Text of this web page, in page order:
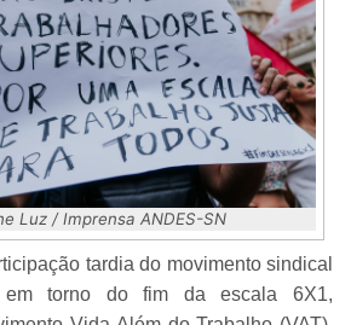
Luz / Imprensa ANDES-SN
tardia do movimento sindical
em torno do fim da escala 6X1,